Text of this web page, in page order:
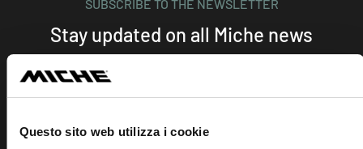
Questo sito web utilizza i cookie
SUBSCRIBE TO THE NEWSLETTER
Stay updated on all Miche news